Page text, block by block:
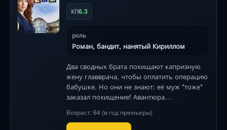
КП6.3
роль
Роман, бандит, нанятый Кириллом
Два сводных брата похищают капризную
жену главврача, чтобы оплатить операцию
бабушке. Но они не знают: её муж *тоже*
заказал похищение! Авантюра
всё вокруг, а похитители в отчаянии.
Возраст: 64 (в год премьеры)